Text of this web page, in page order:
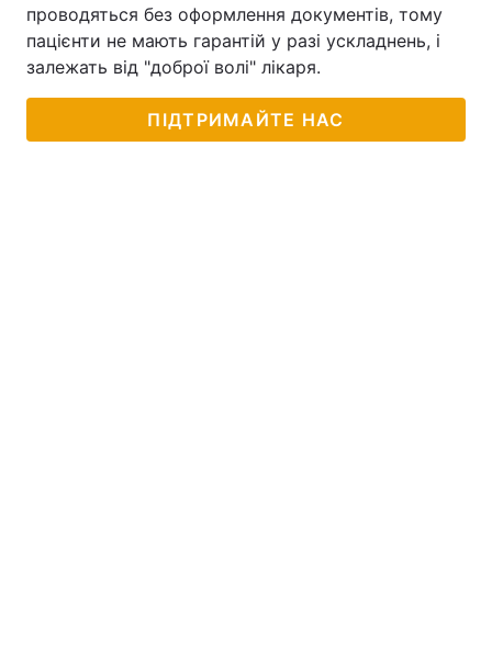
проводяться без оформлення документів, тому
пацієнти не мають гарантій у разі ускладнень, і
залежать від "доброї волі" лікаря.
ПІДТРИМАЙТЕ НАС